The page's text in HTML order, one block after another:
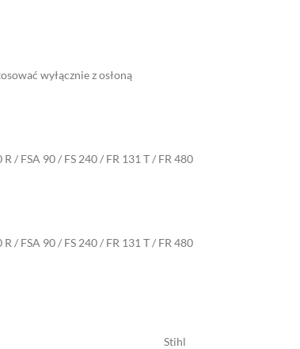
wyłącznie z osłoną
R / FSA 90 / FS 240 / FR 131 T / FR 480
R / FSA 90 / FS 240 / FR 131 T / FR 480
Stihl